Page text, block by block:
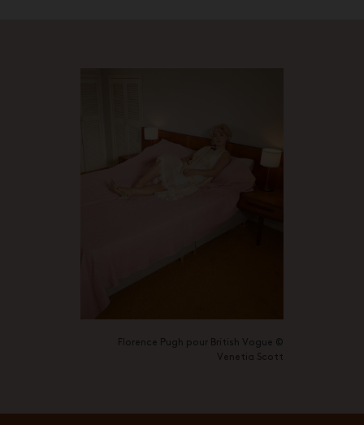
Florence Pugh pour British Vogue ©
Venetia Scott